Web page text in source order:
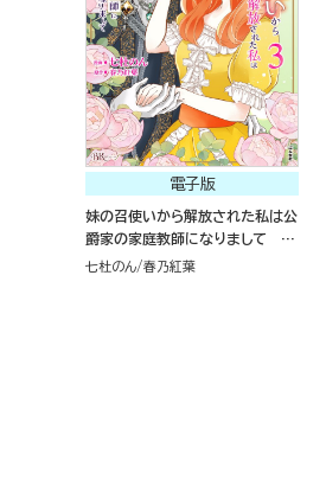
電子版
妹の召使いから解放された私は公
爵家の家庭教師になりまして コ
ミック版 （3）
七杜のん 春乃紅葉